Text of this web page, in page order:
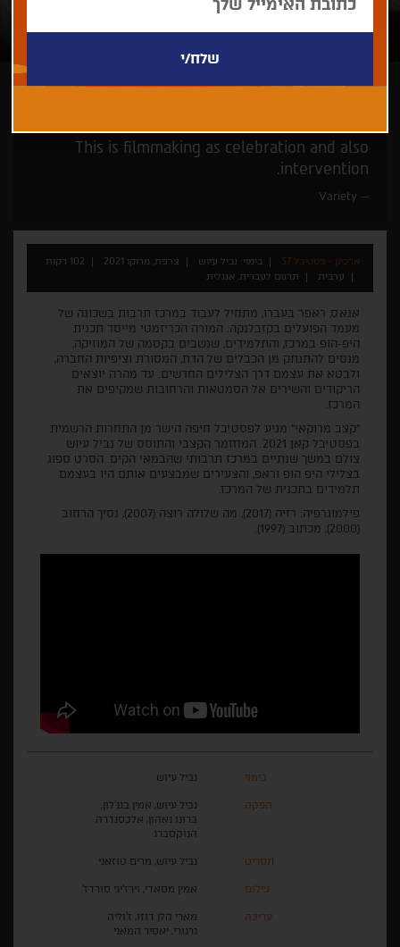
This is filmmaking as celebration and also
intervention.
Variety
ארכיון - פסטיבל 37 בימוי: נביל עיוש צרפת, מרוקו 2021
102 דקות
ערבית
תרגום לעברית, אנגלית
אנאס, ראפר בעברו, מתחיל לעבוד במרכז תרבות בשכונה של
מעמד הפועלים בקזבלנקה. המורה הכריזמטי מייסד תכנית
היפ-הופ במרכז, והתלמידים, שנשבים בקסמה של המוזיקה,
מנסים להתנתק מן הכבלים של הדת, המסורת וציפיות החברה,
ולבטא את עצמם דרך הצלילים החדשים. עד מהרה יוצאים
הריקודים והשירים אל הסמטאות והרחובות שמקיפים את
המרכז.
"קצב מרוקאי" מגיע לפסטיבל חיפה הישר מן התחרות הרשמית
בפסטיבל קאן 2021. המחזמר הקצבי והתוסס של נביל עיוש
צולם במשך שנתיים במרכז תרבותי שהבמאי הקים. הסרט ספוג
בצלילי היפ הופ וראפ, והצעירים שמבצעים אותם היו בעצמם
תלמידים בתכנית של המרכז.
פילמוגרפיה: רזיה (2017), מה שלולה רוצה (2007), נסיך הרחוב
(2000), מכתוב (1997).
בימוי נביל עיוש
הפקה
נביל עיוש, אמין בנג'לון,
ברונו נאהון, אלכסנדרה
הנוקסברג
תסריט נביל עיוש, מרים טוזאני
צילום אמין מסאדי, וירז'יני סורדז'
עריכה
מארי הלן דוזו, ז'וליה
גרגורי, יאסיר המאני